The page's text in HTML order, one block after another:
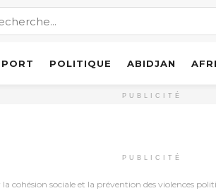
POLITIQUE ABIDJAN
PUBLICITÉ
PUBLICITÉ
cohésion sociale et la prévention des violences